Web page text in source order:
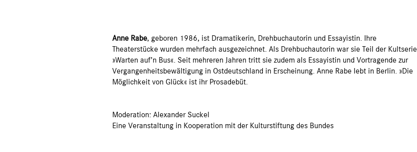
Anne Rabe, geboren 1986, ist Dramatikerin, Drehbuchautorin und Essayistin. Ihre
Theaterstücke wurden mehrfach ausgezeichnet. Als Drehbuchautorin war sie Teil der Kultserie
»Warten auf’n Bus«. Seit mehreren Jahren tritt sie zudem als Essayistin und Vortragende zur
Vergangenheitsbewältigung in Ostdeutschland in Erscheinung. Anne Rabe lebt in Berlin. »Die
Möglichkeit von Glück« ist ihr Prosadebüt.
Moderation: Alexander Suckel
Eine Veranstaltung in Kooperation mit der Kulturstiftung des Bundes